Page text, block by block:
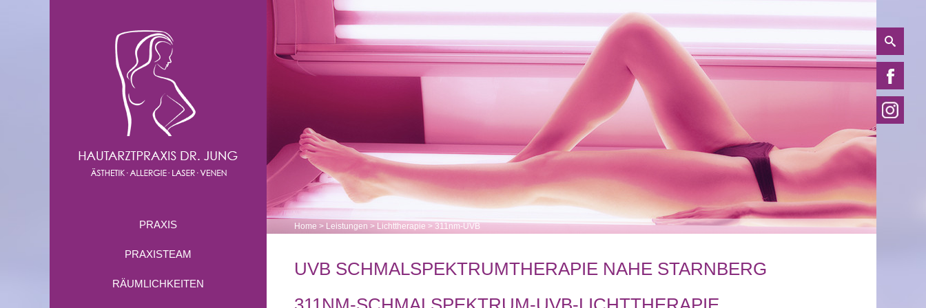
PRAXIS
PRAXISTEAM
RÄUMLICHKEITEN
Home > Leistungen > Lichttherapie > 311nm-UVB
UVB SCHMALSPEKTRUMTHERAPIE NAHE STARNBERG